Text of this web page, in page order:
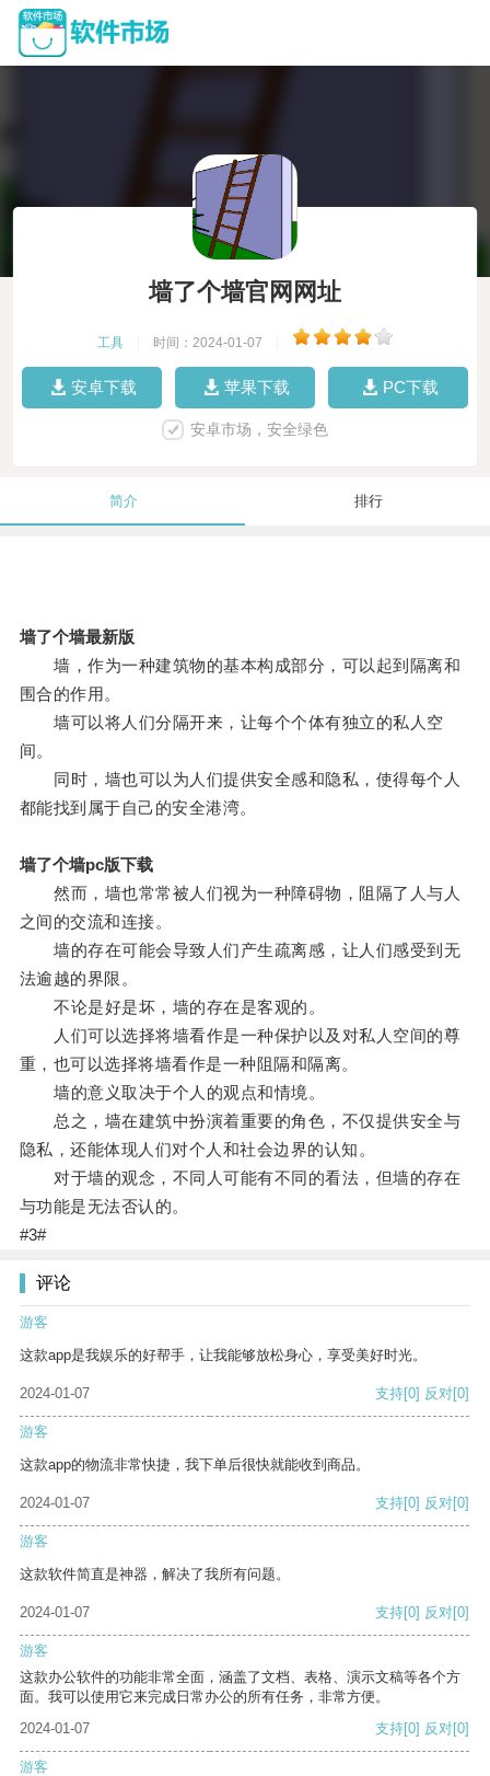
墙了个墙官网网址
工具 时间：2024-01-07
安卓下载 苹果下载 PC下载
安卓市场，安全绿色
简介 排行
墙了个墙最新版
墙，作为一种建筑物的基本构成部分，可以起到隔离和
围合的作用。
墙可以将人们分隔开来，让每个个体有独立的私人空
间。
同时，墙也可以为人们提供安全感和隐私，使得每个人
都能找到属于自己的安全港湾。
墙了个墙pc版下载
然而，墙也常常被人们视为一种障碍物，阻隔了人与人
之间的交流和连接。
墙的存在可能会导致人们产生疏离感，让人们感受到无
法逾越的界限。
不论是好是坏，墙的存在是客观的。
人们可以选择将墙看作是一种保护以及对私人空间的尊
重，也可以选择将墙看作是一种阻隔和隔离。
墙的意义取决于个人的观点和情境。
总之，墙在建筑中扮演着重要的角色，不仅提供安全与
隐私，还能体现人们对个人和社会边界的认知。
对于墙的观念，不同人可能有不同的看法，但墙的存在
与功能是无法否认的。
#3#
评论
游客
这款app是我娱乐的好帮手，让我能够放松身心，享受美好时光。
2024-01-07 支持[0] 反对[0]
游客
这款app的物流非常快捷，我下单后很快就能收到商品。
2024-01-07 支持[0] 反对[0]
游客
这款软件简直是神器，解决了我所有问题。
2024-01-07 支持[0] 反对[0]
游客
这款办公软件的功能非常全面，涵盖了文档、表格、演示文稿等各个方
面。我可以使用它来完成日常办公的所有任务，非常方便。
2024-01-07
支持[0] 反对[0]
游客